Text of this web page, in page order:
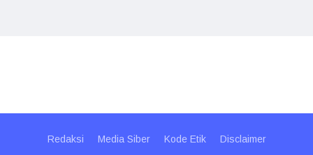
Redaksi Media Siber Kode Etik Disclaimer